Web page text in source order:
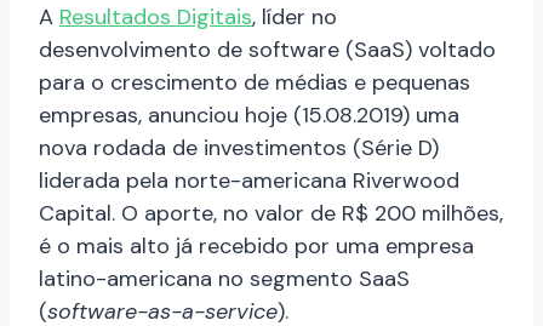
A ​Resultados Digitais​, líder no
desenvolvimento de software (SaaS) voltado
para o crescimento de médias e pequenas
empresas, anunciou hoje (15.08.2019) uma
nova rodada de investimentos (Série D)
liderada pela norte-americana Riverwood
Capital​. O aporte, no valor de R$ 200 milhões,
é o mais alto já recebido por uma empresa
latino-americana no segmento SaaS
(software-as-a-service).